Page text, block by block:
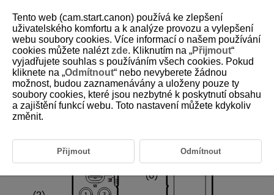
D403-007
Part Names
Indicator Status
Tento web (cam.start.canon) používá ke zlepšení
uživatelského komfortu a k analýze provozu a vylepšení
webu soubory cookies. Více informací o našem používání
cookies můžete naléztzde. Kliknutím na „Přijmout“
vyjadřujete souhlas s používáním všech cookies. Pokud
kliknete na „Odmítnout“ nebo nevyberete žádnou
možnost, budou zaznamenávány a uloženy pouze ty
soubory cookies, které jsou nezbytné k poskytnutí obsahu
a zajištění funkcí webu. Toto nastavení můžete kdykoliv
změnit.
Přijmout Odmítnout